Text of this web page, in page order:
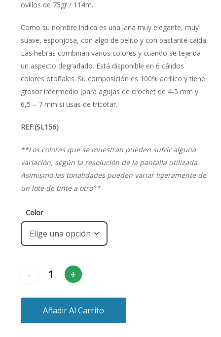
ovillos de 75gr / 114m.
Como su nombre indica es una lana muy elegante, muy
suave, esponjosa, con algo de pelito y con bastante caída.
Las hebras combinan varios colores y cuando se teje da
un aspecto degradado. Está disponible en 6 cálidos
colores otoñales. Su composición es 100% acrílico y tiene
grosor intermedio (para agujas de crochet de 4-5 mm y
6,5 – 7 mm si usas de tricotar.
REF:(SL156)
**Los colores que se muestran pueden sufrir alguna
variación, según la resolución de la pantalla utilizada.
Asimismo las tonalidades pueden variar ligeramente de
un lote de tinte a otro**
Color
Añadir Al Carrito